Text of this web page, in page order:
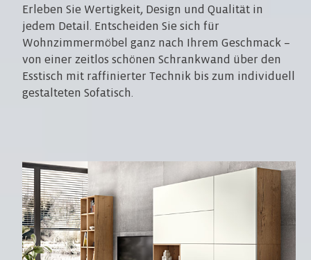
Erleben Sie Wertigkeit, Design und Qualität in
jedem Detail. Entscheiden Sie sich für
Wohnzimmermöbel ganz nach Ihrem Geschmack –
von einer zeitlos schönen Schrankwand über den
Esstisch mit raffinierter Technik bis zum individuell
gestalteten Sofatisch.